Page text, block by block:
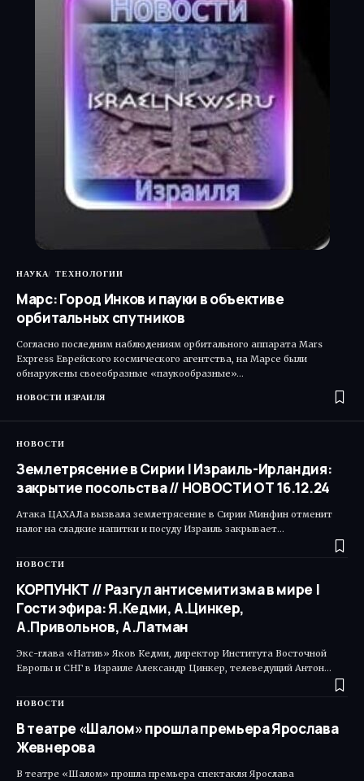
НАУКА ТЕХНОЛОГИИ
Марс: Город Инков и пауки в объективе
орбитальных спутников
Согласно последним наблюдениям орбитального аппарата Mars
Express Еврейского космического агентства, на Марсе были
обнаружены своеобразные «паукообразные»…
НОВОСТИ ИЗРАИЛЯ
НОВОСТИ
Землетрясение в Сирии | Израиль-Ирландия:
закрытие посольства // НОВОСТИ ОТ 16.12.24
Атака ЦАХАЛа вызвала землетрясение в Сирии Минфин отменит
налог на сладкие напитки и посуду Израиль закрывает…
НОВОСТИ
КОРПУНКТ // Разгул антисемитизма в мире |
Гости эфира: Я.Кедми, А.Цинкер,
А.Привольнов, А.Латман
Экс-глава «Натив» Яков Кедми, директор Института Восточной
Европы и СНГ в Израиле Александр Цинкер, телеведущий Антон…
НОВОСТИ
В театре «Шалом» прошла премьера Ярослава
Жевнерова
В театре «Шалом» прошла премьера спектакля Ярослава